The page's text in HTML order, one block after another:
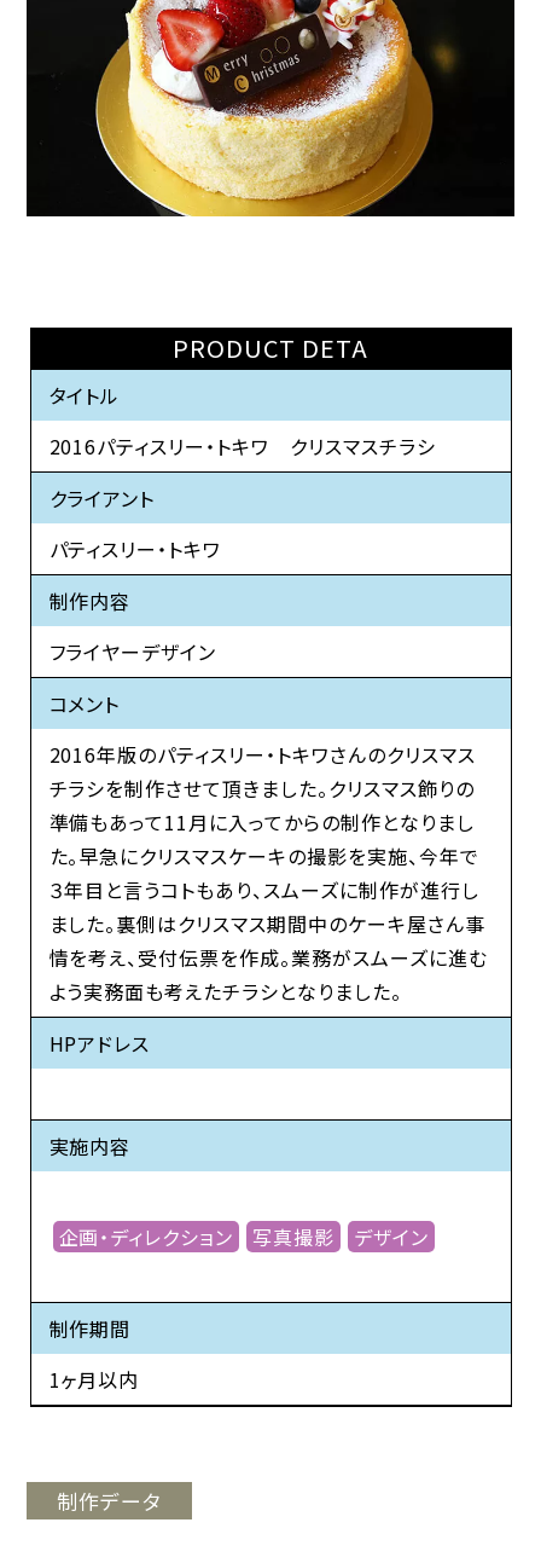
PRODUCT DETA
タイトル
2016パティスリー・トキワ クリスマスチラシ
クライアント
パティスリー・トキワ
制作内容
フライヤーデザイン
コメント
2016年版のパティスリー・トキワさんのクリスマス
チラシを制作させて頂きました。クリスマス飾りの
準備もあって11月に入ってからの制作となりまし
た。早急にクリスマスケーキの撮影を実施、今年で
３年目と言うコトもあり、スムーズに制作が進行し
ました。裏側はクリスマス期間中のケーキ屋さん事
情を考え、受付伝票を作成。業務がスムーズに進む
よう実務面も考えたチラシとなりました。
HPアドレス
実施内容
企画・ディレクション 写真撮影 デザイン
制作期間
1ヶ月以内
制作データ